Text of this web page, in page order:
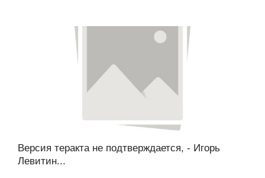
Версия теракта не подтверждается, - Игорь
Левитин...